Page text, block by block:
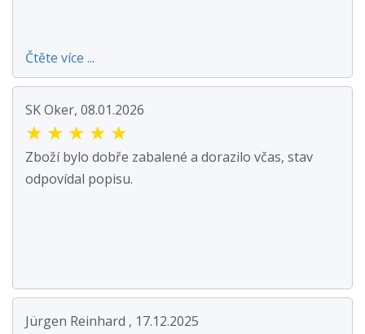
Čtěte více ...
SK Oker, 08.01.2026
★ ★ ★ ★ ★
Zboží bylo dobře zabalené a dorazilo včas, stav
odpovídal popisu.
Jürgen Reinhard , 17.12.2025